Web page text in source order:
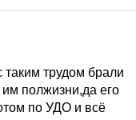
трудом брали
полжизни,да его
по УДО и всё